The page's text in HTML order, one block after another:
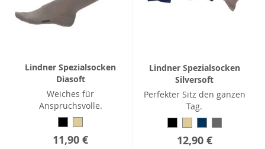
Lindner Spezialsocken
Diasoft
Weiches für
Anspruchsvolle.
11,90 €
Lindner Spezialsocken
Silversoft
Perfekter Sitz den ganzen
Tag.
12,90 €